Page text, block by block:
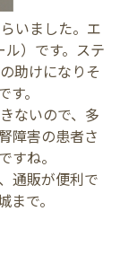
いました。エ
）です。ステ
助けになりそ
。
ないので、多
障害の患者さ
すね。
通販が便利で
で。